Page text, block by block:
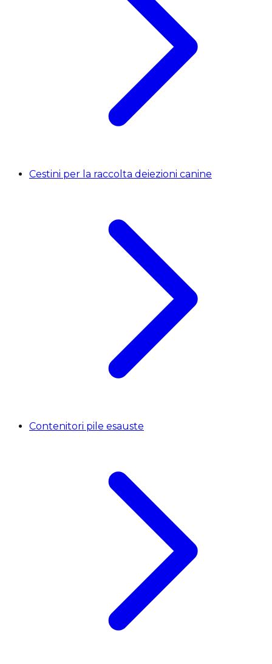
Cestini per la raccolta deiezioni canine
Contenitori pile esauste